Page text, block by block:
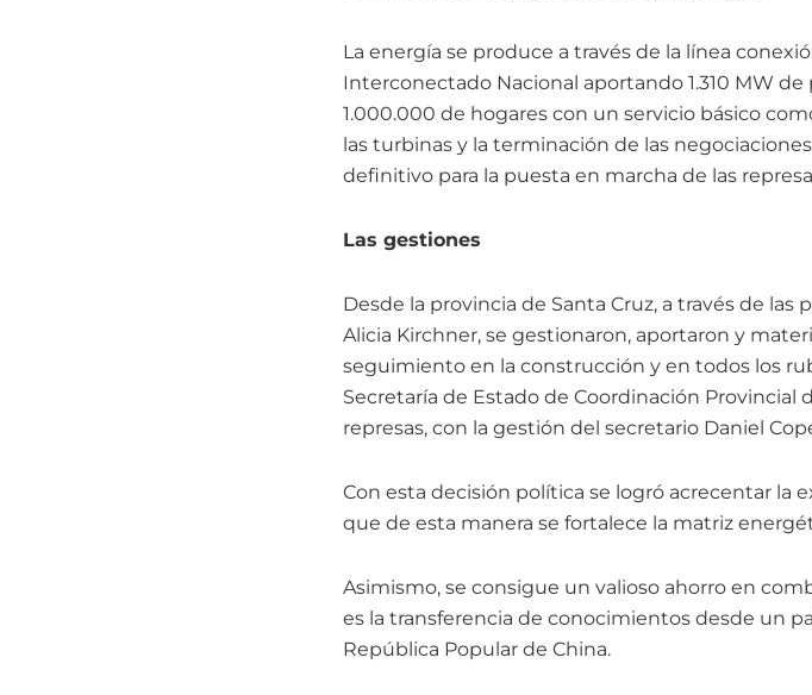
La energía se produce a través de la línea
Interconectado Nacional aportando 1.310 MW
1.000.000 de hogares con un servicio básico
las turbinas y la terminación de las
definitivo para la puesta en marcha de las
Las gestiones
Desde la provincia de Santa Cruz, a través de
Alicia Kirchner, se gestionaron, aportaron y
seguimiento en la construcción y en todos los
Secretaría de Estado de Coordinación
represas, con la gestión del secretario Daniel
Con esta decisión política se logró acrecentar la
que de esta manera se fortalece la matriz
Asimismo, se consigue un valioso ahorro en
es la transferencia de conocimientos desde un
República Popular de China.